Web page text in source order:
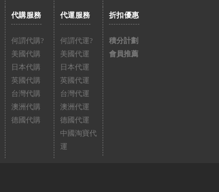
代購服務
何謂代購?
美國代購
日本代購
英國代購
台灣代購
澳洲代購
德國代購
代運服務
何謂代運?
美國代運
日本代運
英國代運
台灣代運
澳洲代運
德國代運
中國淘寶代
運
折扣優惠
積分計劃
會員推薦